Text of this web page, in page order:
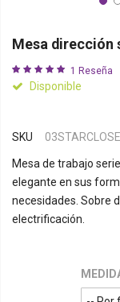
Mesa dirección
1 Reseña
Disponible
SKU 03STARCLOSE
Mesa de trabajo
elegante en sus
necesidades. Sobre
electrificación.